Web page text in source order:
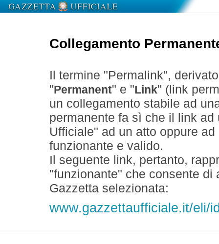
Collegamento
Il termine "Permalink",
" Permanent" e " Link" (link
un collegamento stabile ad
permanente fa sì che il link
Ufficiale" ad un atto oppure
funzionante e valido.
Il seguente link, pertanto,
"funzionante" che consente
Gazzetta selezionata:
www.gazzettaufficiale.it/eli/